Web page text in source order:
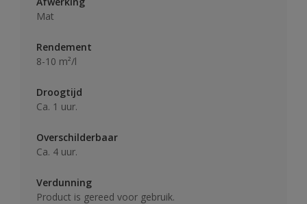
Mat
Rendement
8-10 m²/l
Droogtijd
Ca. 1 uur.
Overschilderbaar
Ca. 4 uur.
Verdunning
Product is gereed voor gebruik.